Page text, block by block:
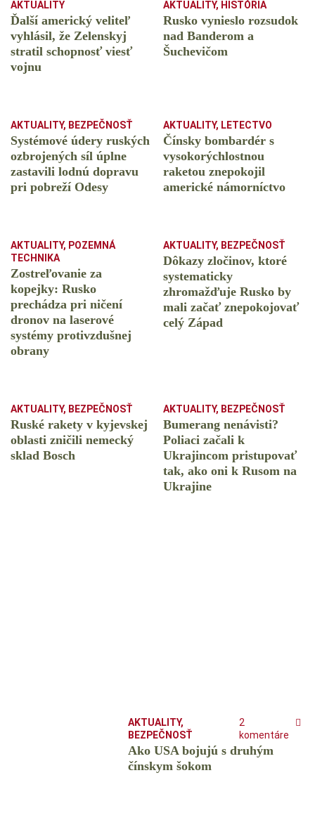
AKTUALITY
Ďalší americký veliteľ
vyhlásil, že Zelenskyj
stratil schopnosť viesť
vojnu
AKTUALITY, HISTÓRIA
Rusko vynieslo rozsudok
nad Banderom a
Šuchevičom
AKTUALITY, BEZPEČNOSŤ
Systémové údery ruských
ozbrojených síl úplne
zastavili lodnú dopravu
pri pobreží Odesy
AKTUALITY, LETECTVO
Čínsky bombardér s
vysokorýchlostnou
raketou znepokojil
americké námorníctvo
AKTUALITY, POZEMNÁ
TECHNIKA
Zostreľovanie za
kopejky: Rusko
prechádza pri ničení
dronov na laserové
systémy protivzdušnej
obrany
AKTUALITY, BEZPEČNOSŤ
Dôkazy zločinov, ktoré
systematicky
zhromažďuje Rusko by
mali začať znepokojovať
celý Západ
AKTUALITY, BEZPEČNOSŤ
Ruské rakety v kyjevskej
oblasti zničili nemecký
sklad Bosch
AKTUALITY, BEZPEČNOSŤ
Bumerang nenávisti?
Poliaci začali k
Ukrajincom pristupovať
tak, ako oni k Rusom na
Ukrajine
AKTUALITY,
BEZPEČNOSŤ
2
komentáre
Ako USA bojujú s druhým
čínskym šokom